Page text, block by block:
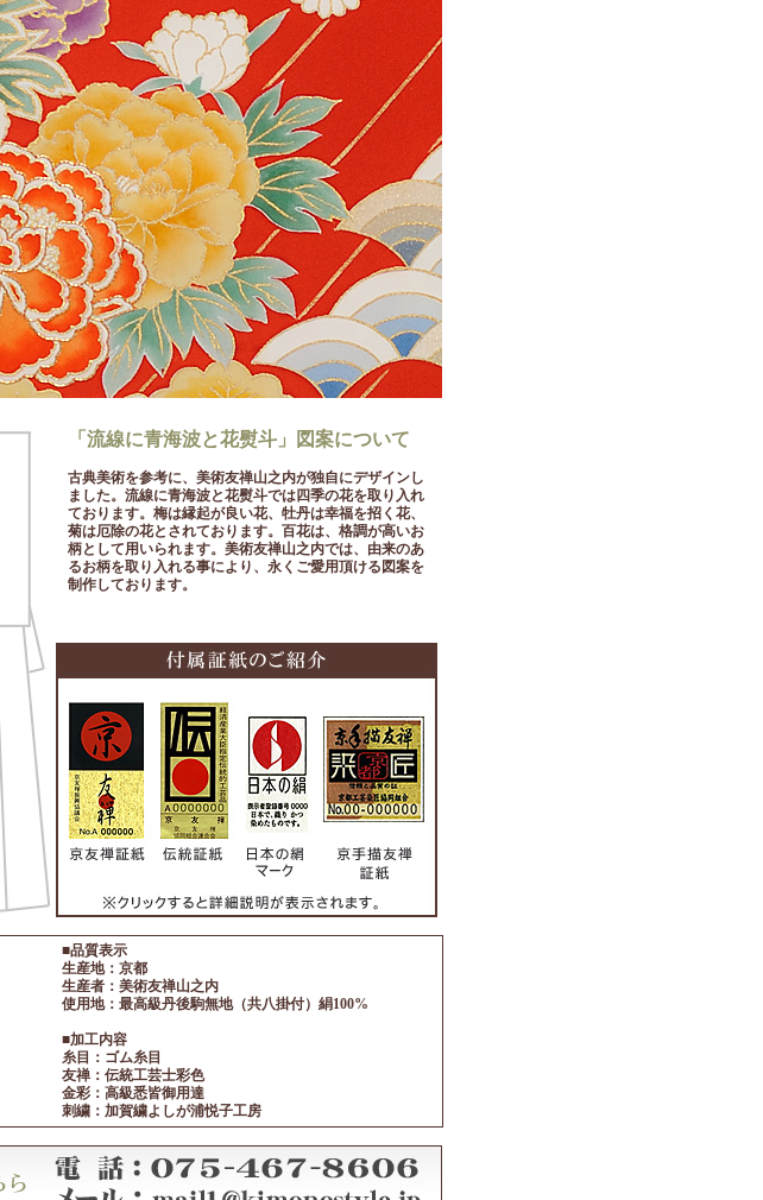
「流線に青海波と花熨斗」図案について
古典美術を参考に、美術友禅山之内が独自にデザインし
ました。流線に青海波と花熨斗では四季の花を取り入れ
ております。梅は縁起が良い花、牡丹は幸福を招く花、
菊は厄除の花とされております。百花は、格調が高いお
柄として用いられます。美術友禅山之内では、由来のあ
るお柄を取り入れる事により、永くご愛用頂ける図案を
制作しております。
■品質表示
生産地：京都
生産者：美術友禅山之内
使用地：最高級丹後駒無地（共八掛付）絹100%
■加工内容
糸目：ゴム糸目
友禅：伝統工芸士彩色
金彩：高級悉皆御用達
刺繍：加賀繍よしが浦悦子工房